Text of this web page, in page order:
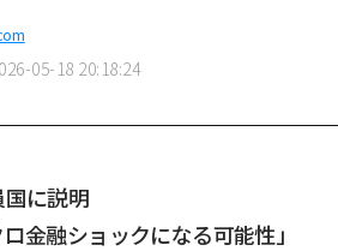
05-18 20:18:24
に説明
金融ショックになる可能性」